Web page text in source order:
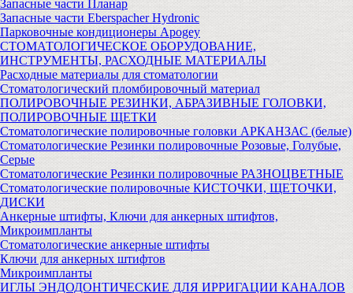
Запасные части Планар
Запасные части Eberspacher Hydronic
Парковочные кондиционеры Apogey
СТОМАТОЛОГИЧЕСКОЕ ОБОРУДОВАНИЕ,
ИНСТРУМЕНТЫ, РАСХОДНЫЕ МАТЕРИАЛЫ
Расходные материалы для стоматологии
Стоматологический пломбировочный материал
ПОЛИРОВОЧНЫЕ РЕЗИНКИ, АБРАЗИВНЫЕ ГОЛОВКИ,
ПОЛИРОВОЧНЫЕ ЩЕТКИ
Стоматологические полировочные головки АРКАНЗАС (белые)
Стоматологические Резинки полировочные Розовые, Голубые,
Серые
Стоматологические Резинки полировочные РАЗНОЦВЕТНЫЕ
Стоматологические полировочные КИСТОЧКИ, ЩЕТОЧКИ,
ДИСКИ
Анкерные штифты, Ключи для анкерных штифтов,
Микроимпланты
Стоматологические анкерные штифты
Ключи для анкерных штифтов
Микроимпланты
ИГЛЫ ЭНДОДОНТИЧЕСКИЕ ДЛЯ ИРРИГАЦИИ КАНАЛОВ